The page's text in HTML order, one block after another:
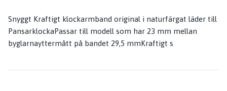
Snyggt Kraftigt klockarmband original i naturfärgat läder till
PansarklockaPassar till modell som har 23 mm mellan
byglarnayttermått på bandet 29,5 mmKraftigt s